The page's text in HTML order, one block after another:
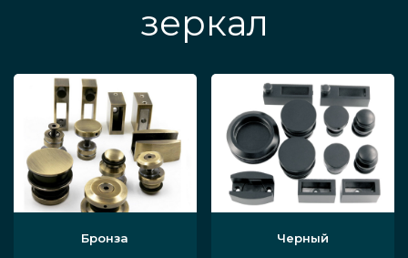
зеркал
Бронза Черный